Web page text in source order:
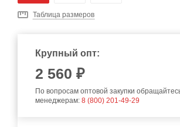
Таблица размеров
Крупный опт:
2 560 ₽
По вопросам оптовой закупки
менеджерам: 8 (800) 201-49-29